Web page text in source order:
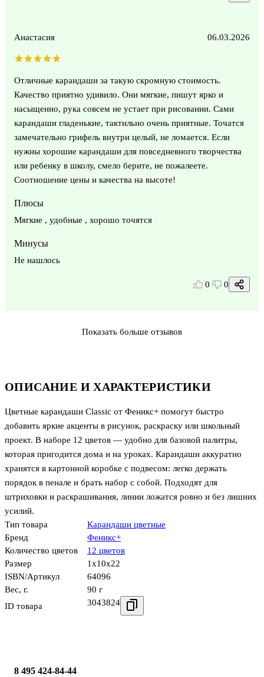
ОПИСАНИЕ И ХАРАКТЕРИСТИКИ
Цветные карандаши Classic от Феникс+ помогут быстро
добавить яркие акценты в рисунок, раскраску или школьный
проект. В наборе 12 цветов — удобно для базовой палитры,
которая пригодится дома и на уроках. Карандаши аккуратно
хранятся в картонной коробке с подвесом: легко держать
порядок в пенале и брать набор с собой. Подходят для
штриховки и раскрашивания, линии ложатся ровно и без лишних
усилий.
Тип товара
Карандаши цветные
Бренд
Феникс+
Количество цветов
12 цветов
Размер
1x10x22
ISBN/Артикул
64096
Вес, г.
90 г
ID товара
3043824
Анастасия 06.03.2026
Отличные карандаши за такую скромную стоимость.
Качество приятно удивило. Они мягкие, пишут ярко и
насыщенно, рука совсем не устает при рисовании. Сами
карандаши гладенькие, тактильно очень приятные. Точатся
замечательно грифель внутри целый, не ломается. Если
нужны хорошие карандаши для повседневного творчества
или ребенку в школу, смело берите, не пожалеете.
Соотношение цены и качества на высоте!
Плюсы
Мягкие , удобные , хорошо точятся
Минусы
Не нашлось
0 0
Показать больше отзывов
8 495 424-84-44